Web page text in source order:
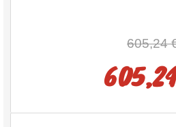
605,24